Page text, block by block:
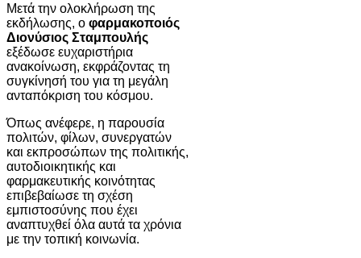
Μετά την ολοκλήρωση της
εκδήλωσης, ο φαρμακοποιός
Διονύσιος Σταμπουλής
εξέδωσε ευχαριστήρια
ανακοίνωση, εκφράζοντας τη
συγκίνησή του για τη μεγάλη
ανταπόκριση του κόσμου.
Όπως ανέφερε, η παρουσία
πολιτών, φίλων, συνεργατών
και εκπροσώπων της πολιτικής,
αυτοδιοικητικής και
φαρμακευτικής κοινότητας
επιβεβαίωσε τη σχέση
εμπιστοσύνης που έχει
αναπτυχθεί όλα αυτά τα χρόνια
με την τοπική κοινωνία.